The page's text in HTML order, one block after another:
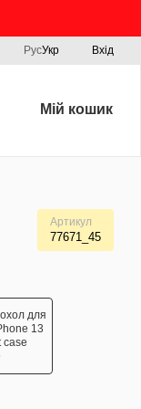
РусУкр Вхід
Мій кошик
Артикул
77671_45